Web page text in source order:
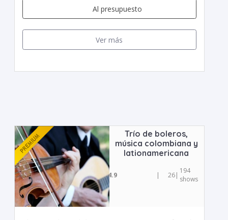
Al presupuesto
Ver más
Trío de boleros,
música colombiana y
lationamericana
4.9 | 26| 194
shows